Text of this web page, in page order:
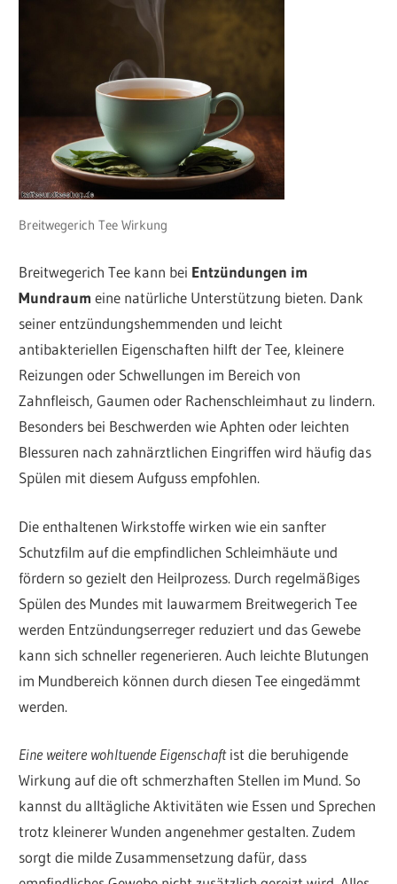
Breitwegerich Tee Wirkung
Breitwegerich Tee kann bei Entzündungen im
Mundraum eine natürliche Unterstützung bieten. Dank
seiner entzündungshemmenden und leicht
antibakteriellen Eigenschaften hilft der Tee, kleinere
Reizungen oder Schwellungen im Bereich von
Zahnfleisch, Gaumen oder Rachenschleimhaut zu lindern.
Besonders bei Beschwerden wie Aphten oder leichten
Blessuren nach zahnärztlichen Eingriffen wird häufig das
Spülen mit diesem Aufguss empfohlen.
Die enthaltenen Wirkstoffe wirken wie ein sanfter
Schutzfilm auf die empfindlichen Schleimhäute und
fördern so gezielt den Heilprozess. Durch regelmäßiges
Spülen des Mundes mit lauwarmem Breitwegerich Tee
werden Entzündungserreger reduziert und das Gewebe
kann sich schneller regenerieren. Auch leichte Blutungen
im Mundbereich können durch diesen Tee eingedämmt
werden.
Eine weitere wohltuende Eigenschaftist die beruhigende
Wirkung auf die oft schmerzhaften Stellen im Mund. So
kannst du alltägliche Aktivitäten wie Essen und Sprechen
trotz kleinerer Wunden angenehmer gestalten. Zudem
sorgt die milde Zusammensetzung dafür, dass